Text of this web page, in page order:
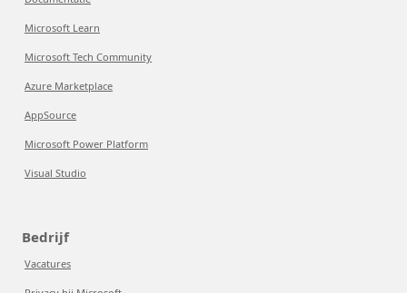
Microsoft Learn
Microsoft Tech Community
Azure Marketplace
AppSource
Microsoft Power Platform
Visual Studio
Bedrijf
Vacatures